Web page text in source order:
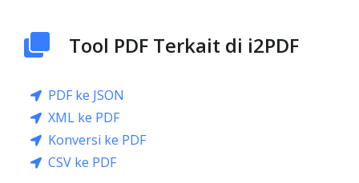
Tool PDF Terkait di i2PDF
PDF ke JSON
XML ke PDF
Konversi ke PDF
CSV ke PDF